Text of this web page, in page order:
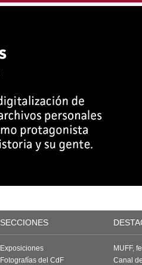
SECCIONES
Exposiciones
Fotografías del CdF
MUFF,
Canal